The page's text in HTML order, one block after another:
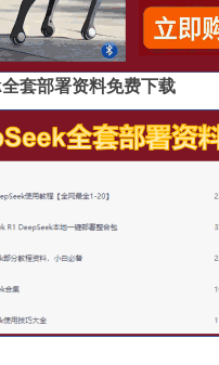
套部署资料免费下载